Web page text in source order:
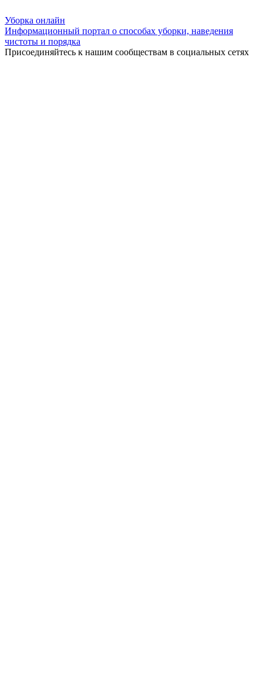
Уборка онлайн
Информационный портал о способах уборки, наведения
чистоты и порядка
Присоединяйтесь к нашим сообществам в социальных сетях